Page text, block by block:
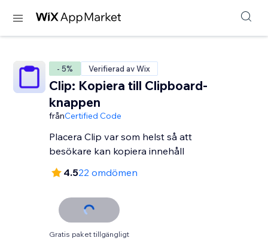
- 5% Verifierad av Wix
Clip: Kopiera till Clipboard-
knappen
frånCertified Code
Placera Clip var som helst så att
besökare kan kopiera innehåll
4.522 omdömen
Gratis paket tillgängligt